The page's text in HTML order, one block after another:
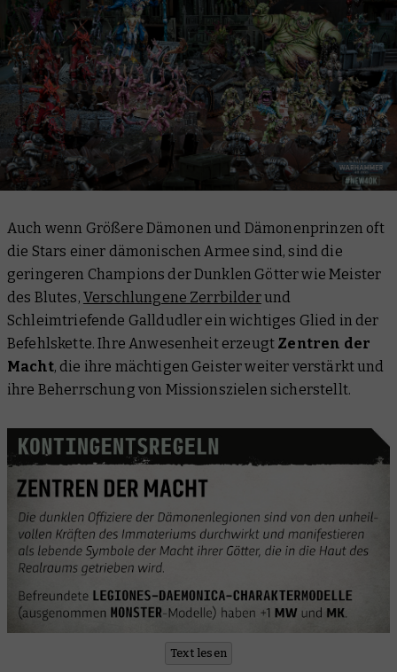
Auch wenn Größere Dämonen und Dämonenprinzen oft
die Stars einer dämonischen Armee sind, sind die
geringeren Champions der Dunklen Götter wie Meister
des Blutes, Verschlungene Zerrbilderund
Schleimtriefende Galldudler ein wichtiges Glied in der
Befehlskette. Ihre Anwesenheit erzeugt Zentren der
Macht, die ihre mächtigen Geister weiter verstärkt und
ihre Beherrschung von Missionszielen sicherstellt.
Text lesen